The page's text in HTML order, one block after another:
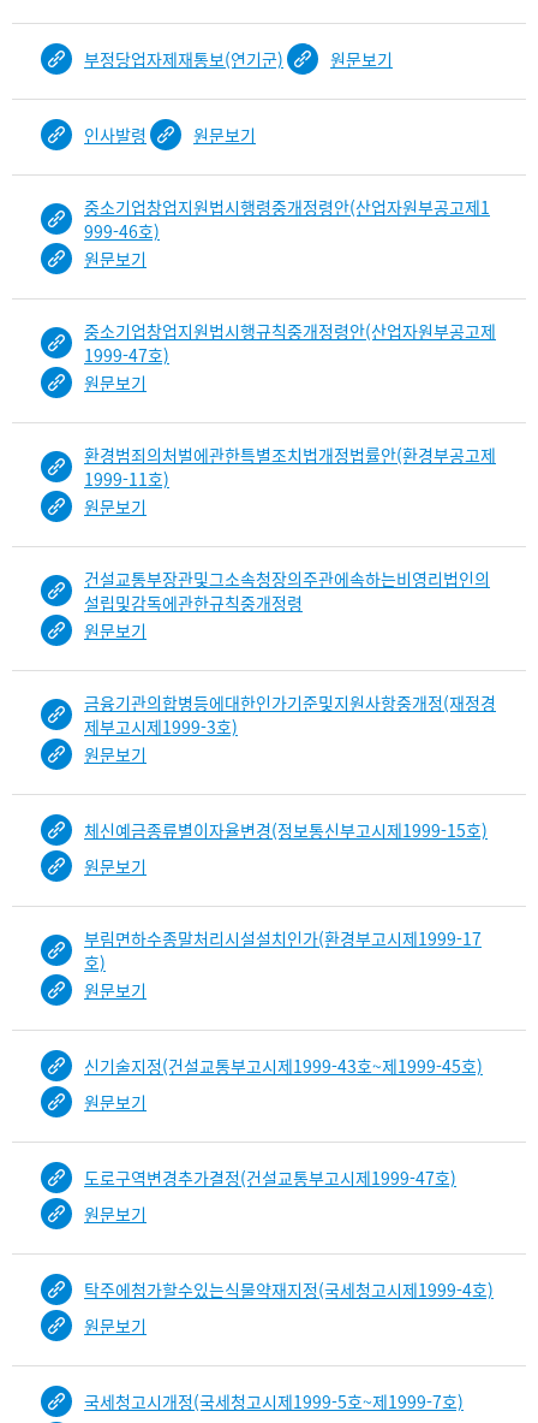
부정당업자제재통보(연기군) 원문보기
인사발령 원문보기
중소기업창업지원법시행령중개정령안(산업자원부공고제1
999-46호)
원문보기
중소기업창업지원법시행규칙중개정령안(산업자원부공고제
1999-47호)
원문보기
환경범죄의처벌에관한특별조치법개정법률안(환경부공고제
1999-11호)
원문보기
건설교통부장관및그소속청장의주관에속하는비영리법인의
설립및감독에관한규칙중개정령
원문보기
금융기관의합병등에대한인가기준및지원사항중개정(재정경
제부고시제1999-3호)
원문보기
체신예금종류별이자율변경(정보통신부고시제1999-15호)
원문보기
부림면하수종말처리시설설치인가(환경부고시제1999-17
호)
원문보기
신기술지정(건설교통부고시제1999-43호~제1999-45호)
원문보기
도로구역변경추가결정(건설교통부고시제1999-47호)
원문보기
탁주에첨가할수있는식물약재지정(국세청고시제1999-4호)
원문보기
국세청고시개정(국세청고시제1999-5호~제1999-7호)